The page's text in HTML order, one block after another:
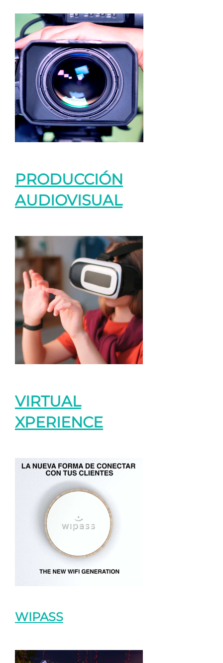
PRODUCCIÓN
AUDIOVISUAL
VIRTUAL
XPERIENCE
WIPASS